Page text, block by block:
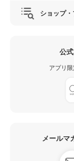
ショップ
公
アプリ
メールマ